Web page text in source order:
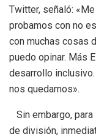
Twitter, señaló:
probamos con no
con muchas cosas
puedo opinar. Más
desarrollo
nos quedamos».
Sin embargo,
de división,